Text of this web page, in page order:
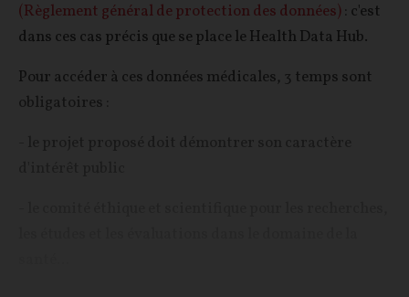
(Règlement général de protection des données): c'est
dans ces cas précis que se place le Health Data Hub.
Pour accéder à ces données médicales, 3 temps sont
obligatoires :